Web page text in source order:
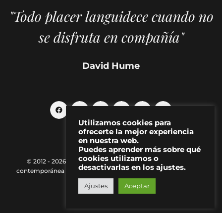
"Todo placer languidece cuando no
se disfruta en compañía"
David Hume
© 2012 - 2026 MAKMA | Revista de artes visuales y cultura
contemporánea |
Política de Privacidad| Aviso Legal|Contacto
Utilizamos cookies para
ofrecerte la mejor experiencia
en nuestra web.
Puedes aprender más sobre qué
cookies utilizamos o
desactivarlas en los ajustes.
Ajustes Aceptar